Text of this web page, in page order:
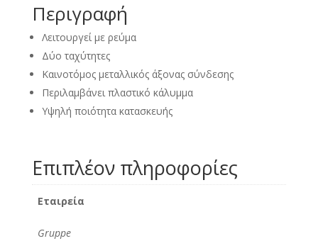
Περιγραφή
Λειτουργεί με ρεύμα
Δύο ταχύτητες
Καινοτόμος μεταλλικός άξονας σύνδεσης
Περιλαμβάνει πλαστικό κάλυμμα
Υψηλή ποιότητα κατασκευής
Επιπλέον πληροφορίες
Εταιρεία
Gruppe